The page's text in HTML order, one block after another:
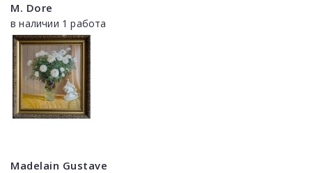
M. Dore
в наличии 1 работа
Madelain Gustave